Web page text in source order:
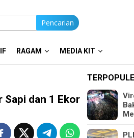
Pencarian
RAGAM MEDIA KIT
Sapi dan 1 Ekor